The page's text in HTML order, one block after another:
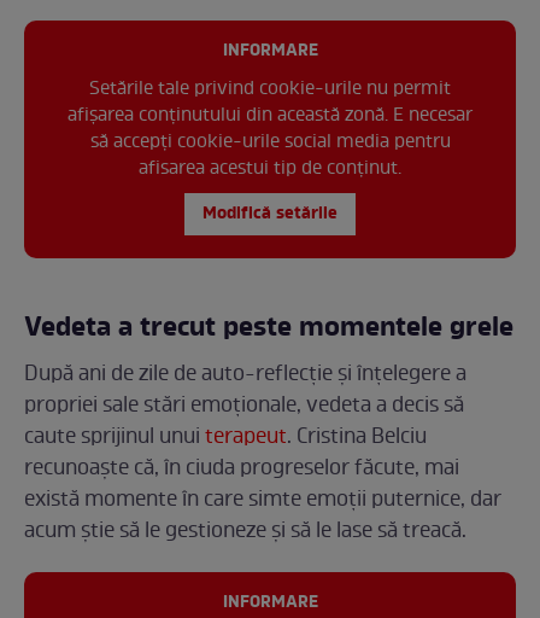
INFORMARE
Setările tale privind cookie-urile nu permit
afișarea conținutului din această zonă. E necesar
să accepți cookie-urile social media pentru
afisarea acestui tip de conținut.
Modifică setările
Vedeta a trecut peste momentele grele
După ani de zile de auto-reflecție și înțelegere a
propriei sale stări emoționale, vedeta a decis să
caute sprijinul unuiterapeut. Cristina Belciu
recunoaște că, în ciuda progreselor făcute, mai
există momente în care simte emoții puternice, dar
acum știe să le gestioneze și să le lase să treacă.
INFORMARE